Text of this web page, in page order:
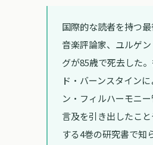
国際的な読者を持つ
音楽評論家、ユルゲ
グが85歳で死去した
ド・バーンスタイン
ン・フィルハーモニ
言及を引き出したこ
する4巻の研究書で知